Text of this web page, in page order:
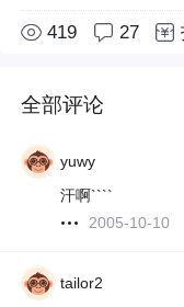
419 27
全部评论
yuwy
汗啊````
2005-10-10
tailor2